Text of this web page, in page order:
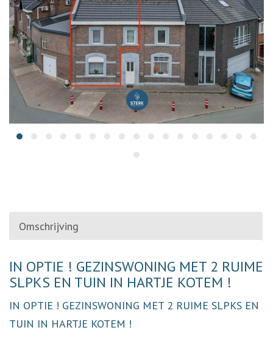
Omschrijving
Omschrijving
IN OPTIE ! GEZINSWONING MET 2 RUIME
SLPKS EN TUIN IN HARTJE KOTEM !
IN OPTIE ! GEZINSWONING MET 2 RUIME SLPKS EN
TUIN IN HARTJE KOTEM !